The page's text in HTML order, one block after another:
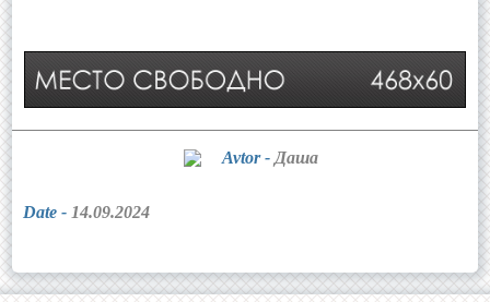
Avtor - Даша
Date - 14.09.2024